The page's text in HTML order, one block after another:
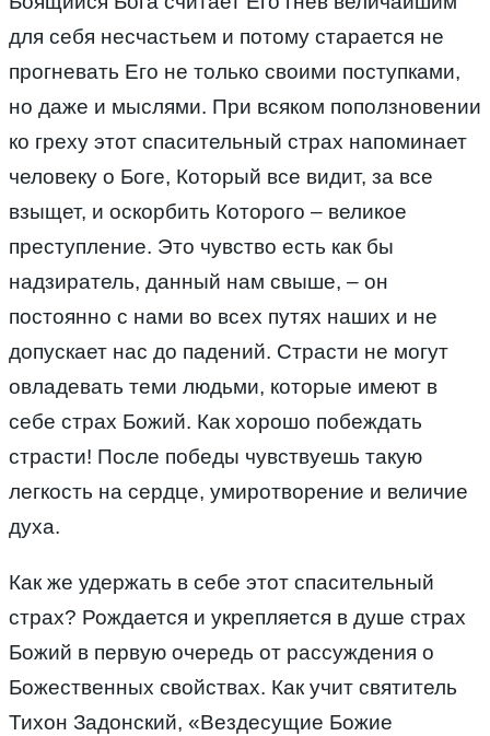
для себя несчастьем и потому старается не
прогневать Его не только своими поступками,
но даже и мыслями. При всяком поползновении
ко греху этот спасительный страх напоминает
человеку о Боге, Который все видит, за все
взыщет, и оскорбить Которого – великое
преступление. Это чувство есть как бы
надзиратель, данный нам свыше, – он
постоянно с нами во всех путях наших и не
допускает нас до падений. Страсти не могут
овладевать теми людьми, которые имеют в
себе страх Божий. Как хорошо побеждать
страсти! После победы чувствуешь такую
легкость на сердце, умиротворение и величие
духа.
Как же удержать в себе этот спасительный
страх? Рождается и укрепляется в душе страх
Божий в первую очередь от рассуждения о
Божественных свойствах. Как учит святитель
Тихон Задонский, «Вездесущие Божие